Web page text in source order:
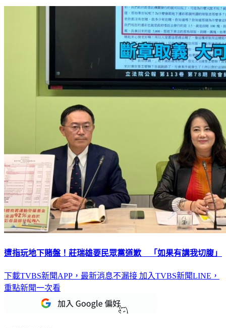
遭指玩地下賭盤！莊瑞雄要民眾黨道歉 「如果有講我切腹」
下載TVBS新聞APP，最新消息不漏接 加入TVBS新聞LINE，
重點新聞一次看